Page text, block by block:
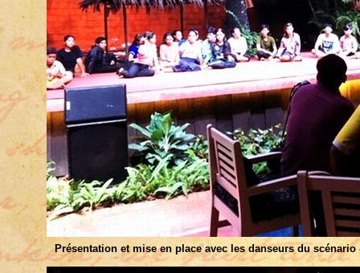
Présentation et mise en place avec les danseurs du